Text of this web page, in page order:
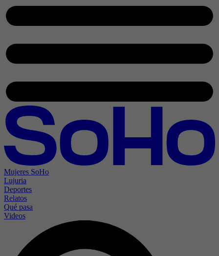
Mujeres SoHo
Lujuria
Deportes
Relatos
Qué pasa
Videos